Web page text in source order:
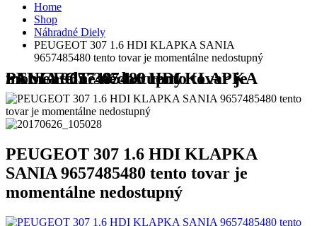
Home
Shop
Náhradné Diely
PEUGEOT 307 1.6 HDI KLAPKA SANIA
9657485480 tento tovar je momentálne nedostupný
PEUGEOT 307 1.6 HDI KLAPKA SANIA 9657485480 tento tovar je momentálne nedostupný
PEUGEOT 307 1.6 HDI KLAPKA
SANIA 9657485480 tento tovar je
momentálne nedostupný